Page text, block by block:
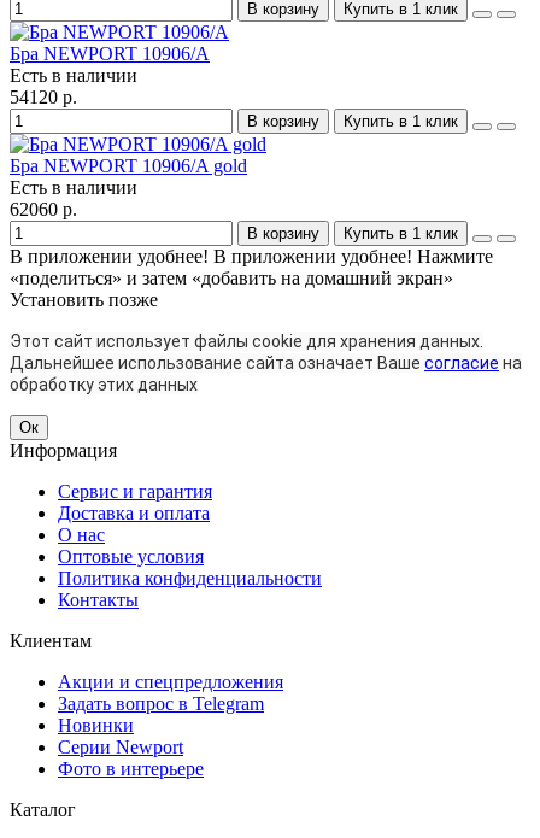
В корзину Купить в 1 клик
Бра NEWPORT 10906/A
Есть в наличии
54120 р.
В корзину Купить в 1 клик
Бра NEWPORT 10906/A gold
Есть в наличии
62060 р.
В корзину Купить в 1 клик
В приложении удобнее! В приложении удобнее! Нажмите
«поделиться» и затем «добавить на домашний экран»
Установить позже
Этот сайт использует файлы cookie для хранения данных.
Дальнейшее использование сайта означает Ваше согласие на
обработку этих данных
Ок
Информация
Сервис и гарантия
Доставка и оплата
О нас
Оптовые условия
Политика конфиденциальности
Контакты
Клиентам
Акции и спецпредложения
Задать вопрос в Telegram
Новинки
Серии Newport
Фото в интерьере
Каталог